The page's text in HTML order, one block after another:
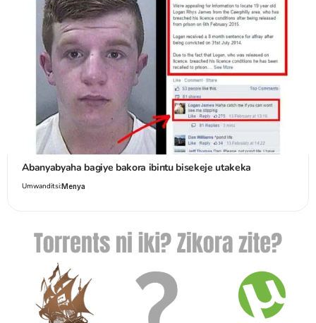
Abanyabyaha bagiye bakora ibintu bisekeje utakeka
Umwanditsi:Menya